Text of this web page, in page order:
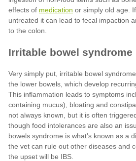
medication